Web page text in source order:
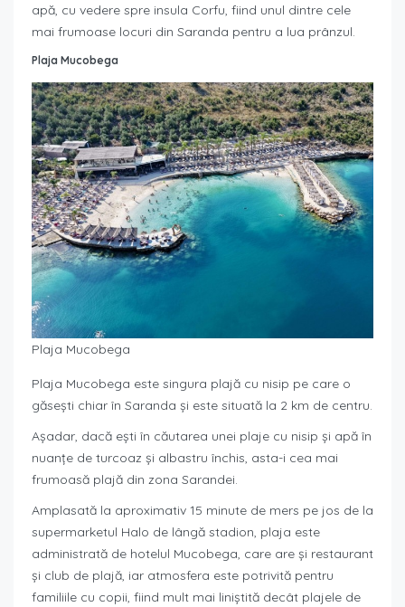
apă, cu vedere spre insula Corfu, fiind unul dintre cele
mai frumoase locuri din Saranda pentru a lua prânzul.
Plaja Mucobega
Plaja Mucobega
Plaja Mucobega este singura plajă cu nisip pe care o
găsești chiar în Saranda și este situată la 2 km de centru.
Așadar, dacă ești în căutarea unei plaje cu nisip și apă în
nuanțe de turcoaz și albastru închis, asta-i cea mai
frumoasă plajă din zona Sarandei.
Amplasată la aproximativ 15 minute de mers pe jos de la
supermarketul Halo de lângă stadion, plaja este
administrată de hotelul Mucobega, care are și restaurant
și club de plajă, iar atmosfera este potrivită pentru
familiile cu copii, fiind mult mai liniștită decât plajele de